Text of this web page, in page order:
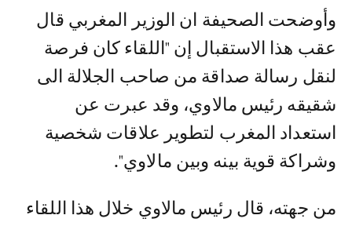
وأوضحت الصحيفة ان الوزير المغربي قال
عقب هذا الاستقبال إن "اللقاء كان فرصة
لنقل رسالة صداقة من صاحب الجلالة الى
شقيقه رئيس مالاوي، وقد عبرت عن
استعداد المغرب لتطوير علاقات شخصية
وشراكة قوية بينه وبين مالاوي".
من جهته، قال رئيس مالاوي خلال هذا اللقاء